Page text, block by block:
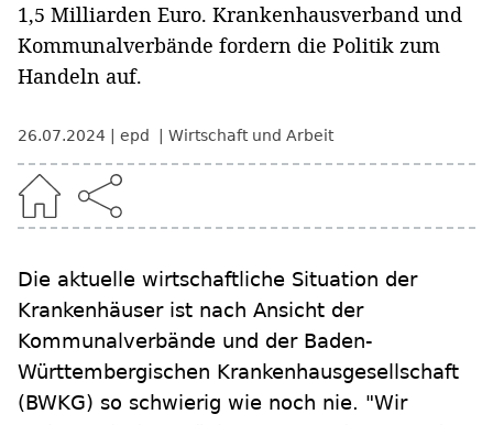
1,5 Milliarden Euro. Krankenhausverband und
Kommunalverbände fordern die Politik zum
Handeln auf.
26.07.2024 epd Wirtschaft und Arbeit
Die aktuelle wirtschaftliche Situation der
Krankenhäuser ist nach Ansicht der
Kommunalverbände und der Baden-
Württembergischen Krankenhausgesellschaft
(BWKG) so schwierig wie noch nie. "Wir